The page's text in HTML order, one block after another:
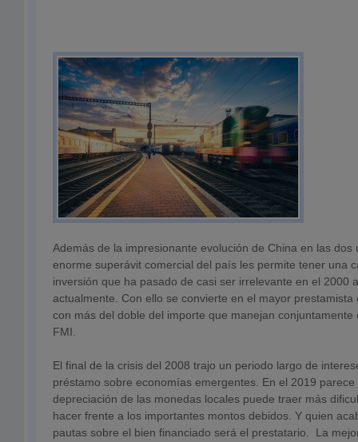
Además de la impresionante evolución de China en las dos
enorme superávit comercial del país les permite tener una
inversión que ha pasado de casi ser irrelevante en el 2000
actualmente. Con ello se convierte en el mayor prestamista
con más del doble del importe que manejan conjuntamente
FMI.
El final de la crisis del 2008 trajo un periodo largo de
préstamo sobre economías emergentes. En el 2019
depreciación de las monedas locales puede traer más
hacer frente a los importantes montos debidos. Y quien
pautas sobre el bien financiado será el prestatario. La